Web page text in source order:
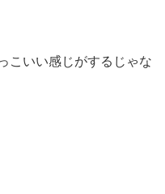
こいい感じがするじゃな